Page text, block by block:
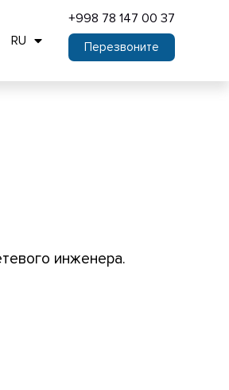
RU
+998 78 147 00 37
Перезвоните
инженера.